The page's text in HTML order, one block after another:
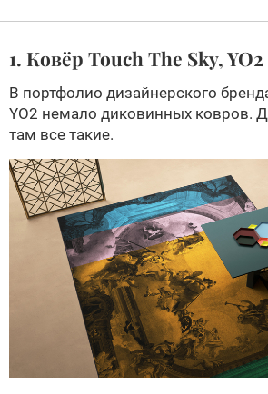
1. Ковёр Touch The Sky, YO2
В портфолио дизайнерского
YO2 немало диковинных ковров.
там все такие.